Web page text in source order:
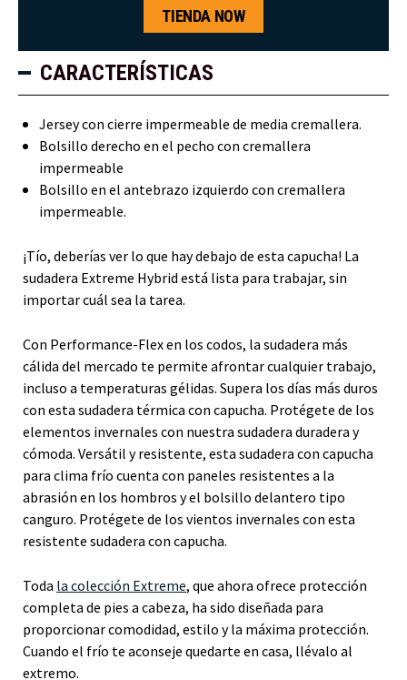
TIENDA NOW
CARACTERÍSTICAS
Jersey con cierre impermeable de media cremallera.
Bolsillo derecho en el pecho con cremallera
impermeable
Bolsillo en el antebrazo izquierdo con cremallera
impermeable.
¡Tío, deberías ver lo que hay debajo de esta capucha! La
sudadera Extreme Hybrid está lista para trabajar, sin
importar cuál sea la tarea.
Con Performance-Flex en los codos, la sudadera más
cálida del mercado te permite afrontar cualquier trabajo,
incluso a temperaturas gélidas. Supera los días más duros
con esta sudadera térmica con capucha. Protégete de los
elementos invernales con nuestra sudadera duradera y
cómoda. Versátil y resistente, esta sudadera con capucha
para clima frío cuenta con paneles resistentes a la
abrasión en los hombros y el bolsillo delantero tipo
canguro. Protégete de los vientos invernales con esta
resistente sudadera con capucha.
Toda la colección Extreme, que ahora ofrece protección
completa de pies a cabeza, ha sido diseñada para
proporcionar comodidad, estilo y la máxima protección.
Cuando el frío te aconseje quedarte en casa, llévalo al
extremo.